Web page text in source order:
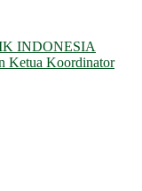
INDONESIA
Ketua Koordinator